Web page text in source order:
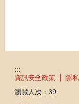
:::
資訊安全政策
隱
瀏覽人次： 39